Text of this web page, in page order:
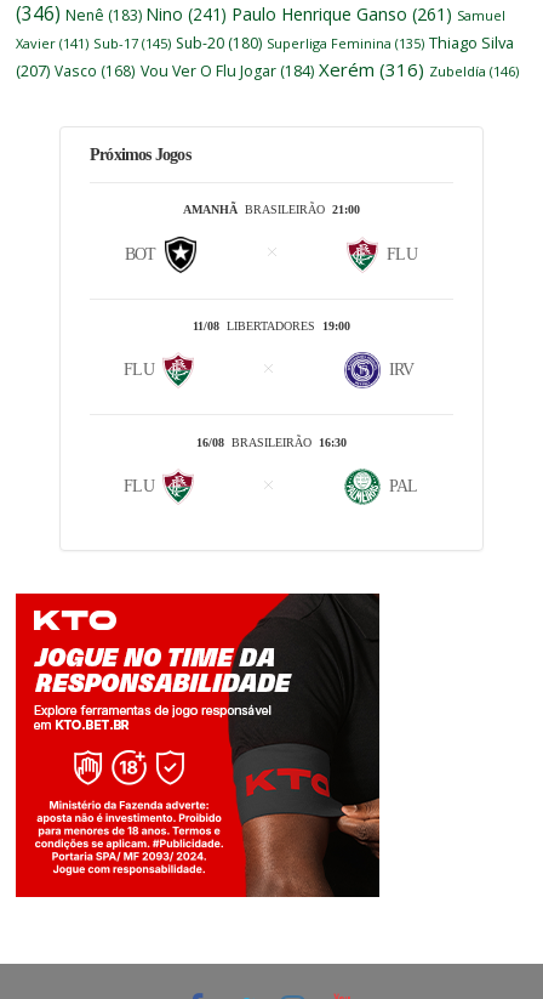
(346) Nenê (183) Nino (241) Paulo Henrique Ganso (261) Samuel
Xavier (141) Sub-17 (145) Sub-20 (180) Superliga Feminina (135) Thiago Silva
(207) Vasco (168) Vou Ver O Flu Jogar (184) Xerém (316) Zubeldía (146)
Próximos Jogos
AMANHÃBRASILEIRÃO 21:00
BOT FLU
11/08LIBERTADORES 19:00
FLU IRV
16/08BRASILEIRÃO 16:30
FLU PAL
Jogue com responsabilidade. 18+